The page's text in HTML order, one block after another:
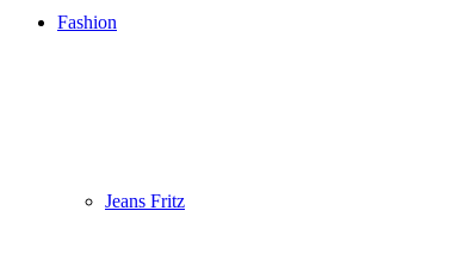
Fashion
Jeans Fritz